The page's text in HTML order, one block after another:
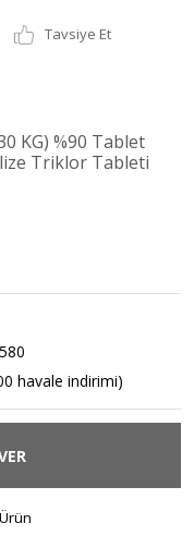
Tavsiye Et
KG) %90 Tablet
Triklor Tableti
havale indirimi)